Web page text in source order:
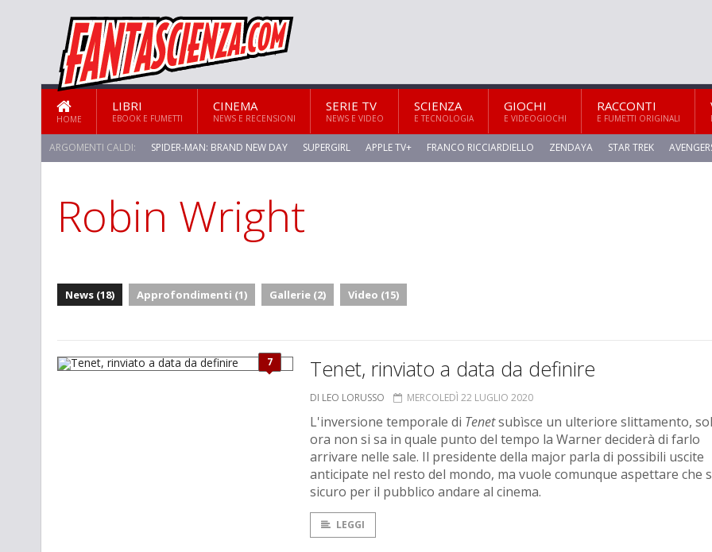
HOME
LIBRI
EBOOK E FUMETTI
CINEMA
NEWS E RECENSIONI
SERIE TV
NEWS E VIDEO
SCIENZA
E TECNOLOGIA
GIOCHI
E VIDEOGIOCHI
RACCONTI
E FUMETTI ORIGINALI
ARGOMENTI CALDI: SPIDER-MAN: BRAND NEW DAY SUPERGIRL APPLE TV+ FRANCO RICCIARDIELLO ZENDAYA STAR TREK
Robin Wright
News (18) Approfondimenti (1) Gallerie (2) Video (15)
7 Tenet, rinviato a data da definire
DI LEO LORUSSO MERCOLEDÌ 22 LUGLIO 2020
L'inversione temporale di Tenetsubìsce un ulteriore slittamento,
ora non si sa in quale punto del tempo la Warner deciderà di farlo
arrivare nelle sale. Il presidente della major parla di possibili uscite
anticipate nel resto del mondo, ma vuole comunque aspettare che
sicuro per il pubblico andare al cinema.
LEGGI